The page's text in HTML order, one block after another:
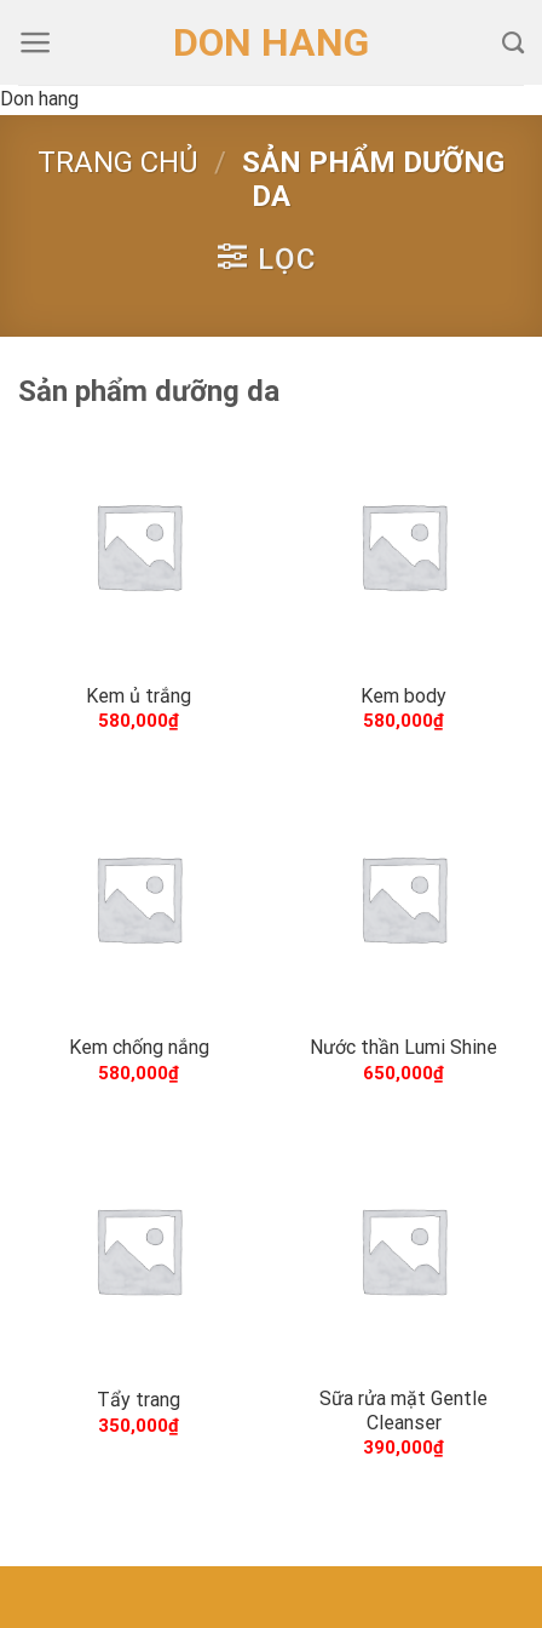
DON HANG
Don hang
TRANG CHỦ / SẢN PHẨM DƯỠNG
DA
LỌC
Sản phẩm dưỡng da
Kem ủ trắng
580,000₫
Kem body
580,000₫
Kem chống nắng
580,000₫
Nước thần Lumi Shine
650,000₫
Tẩy trang
350,000₫
Sữa rửa mặt Gentle
Cleanser
390,000₫